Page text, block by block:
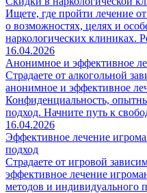
Ищете, где пройти лечение
о возможностях, целях и
наркологических клиниках.
16.04.2026
Анонимное и эффективное
Страдаете от алкогольной
анонимное и эффективное
Конфиденциальность,
подход. Начните путь к
16.04.2026
Эффективное лечение
подход
Страдаете от игровой
эффективное лечение
методов и индивидуального